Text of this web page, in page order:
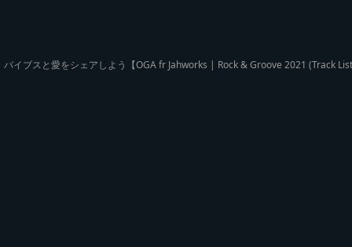
バイブスと愛をシェアしよう【OGA fr Jahworks | Rock & Groove 2021 (Track